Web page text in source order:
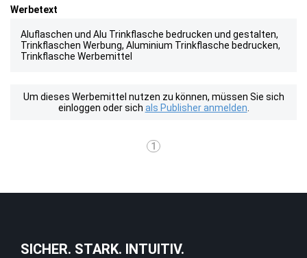
Werbetext
Aluflaschen und Alu Trinkflasche bedrucken und gestalten,
Trinkflaschen Werbung, Aluminium Trinkflasche bedrucken,
Trinkflasche Werbemittel
Um dieses Werbemittel nutzen zu können, müssen Sie sich
einloggen oder sich als Publisher anmelden
1
SICHER. STARK. INTUITIV.